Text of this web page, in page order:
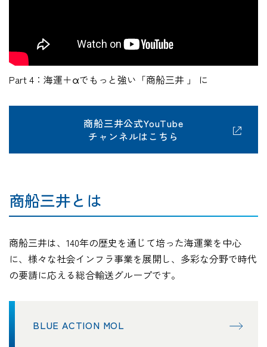
Part 4：海運＋αでもっと強い「商船三井 」 に
商船三井公式YouTube
チャンネルはこちら
商船三井とは
商船三井は、140年の歴史を通じて培った海運業を中心
に、様々な社会インフラ事業を展開し、多彩な分野で時代
の要請に応える総合輸送グループです。
BLUE ACTION MOL